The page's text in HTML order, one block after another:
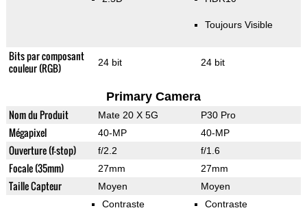
Toujours Visible
Bits par composant
couleur (RGB)
24 bit 24 bit
Primary Camera
Nom du Produit Mate 20 X 5G P30 Pro
Mégapixel 40-MP 40-MP
Ouverture (f-stop) f/2.2 f/1.6
Focale (35mm) 27mm 27mm
Taille Capteur Moyen Moyen
Contraste Contraste